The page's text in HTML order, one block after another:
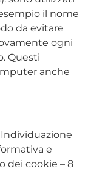
il nome
da evitare
ogni
Questi
anche
e
dei cookie – 8